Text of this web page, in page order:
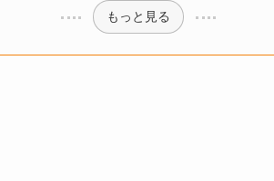
もっと見る